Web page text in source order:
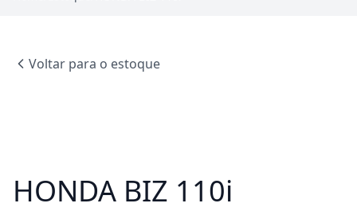
Voltar para o estoque
HONDA BIZ 110i